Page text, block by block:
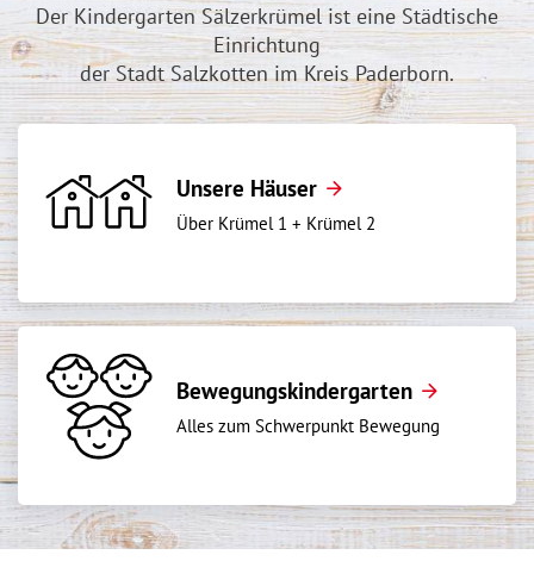
Der Kindergarten Sälzerkrümel ist eine Städtische
Einrichtung
der Stadt Salzkotten im Kreis Paderborn.
Unsere Häuser
Über Krümel 1 + Krümel 2
Bewegungskindergarten
Alles zum Schwerpunkt Bewegung